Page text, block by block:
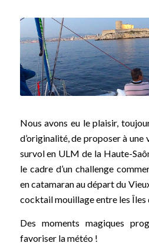
Nous avons eu le plaisir,
d’originalité, de proposer à une
survol en ULM de la Haute-
le cadre d’un challenge
en catamaran au départ du
cocktail mouillage entre les Îles
Des moments magiques
favoriser la météo !